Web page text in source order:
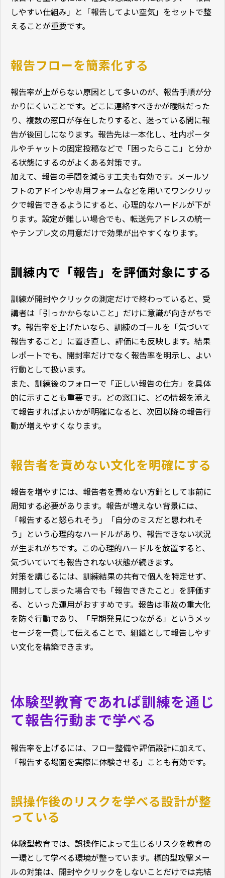
しやすい仕組み」と「報告してよい空気」をセットで整
えることが重要です。
報告フローを簡素化する
報告率が上がらない原因として多いのが、報告手順が分
かりにくいことです。どこに連絡すべきかが曖昧だった
り、複数の窓口が存在したりすると、迷っている間に報
告が後回しになります。報告先は一本化し、社内ポータ
ルやチャットの固定投稿などで「困ったらここ」と分か
る状態にするのがよくある対策です。
加えて、報告の手間を減らす工夫も有効です。メールソ
フトのアドインや専用フォームなどを用いてワンクリッ
クで報告できるようにすると、心理的なハードルが下が
ります。設定が難しい場合でも、転送先アドレスの統一
やテンプレ文の用意だけで効果が出やすくなります。
訓練内で「報告」を評価対象にする
訓練が開封やクリックの測定だけで終わっていると、受
講者は「引っかからないこと」だけに意識が向きがちで
す。報告率を上げたいなら、訓練のゴールを「気づいて
報告すること」に置き直し、評価にも反映します。結果
レポートでも、開封率だけでなく報告率を明示し、よい
行動として扱います。
また、訓練後のフォローで「正しい報告の仕方」を具体
的に示すことも重要です。どの窓口に、どの情報を添え
て報告すればよいかが明確になると、次回以降の報告行
動が増えやすくなります。
報告者を責めない文化を明確にする
報告を増やすには、報告者を責めない方針として事前に
周知する必要があります。報告が増えない背景には、
「報告すると怒られそう」「自分のミスだと思われそ
う」という心理的なハードルがあり、報告できない状況
が生まれがちです。この心理的ハードルを放置すると、
気づいていても報告されない状態が続きます。
対策を講じるには、訓練結果の共有で個人を特定せず、
開封してしまった場合でも「報告できたこと」を評価す
る、といった運用がおすすめです。報告は事故の重大化
を防ぐ行動であり、「早期発見につながる」というメッ
セージを一貫して伝えることで、組織として報告しやす
い文化を構築できます。
体験型教育であれば訓練を通じ
て報告行動まで学べる
報告率を上げるには、フロー整備や評価設計に加えて、
「報告する場面を実際に体験させる」ことも有効です。
誤操作後のリスクを学べる設計が整
っている
体験型教育では、誤操作によって生じるリスクを教育の
一環として学べる環境が整っています。標的型攻撃メー
ルの対策は、開封やクリックをしないことだけでは完結